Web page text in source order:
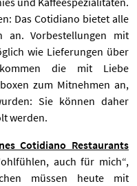
Das Cotidiano bietet alle
an. Vorbestellungen mit
wie Lieferungen über
die mit Liebe
zum Mitnehmen an,
Sie können daher
werden.
Cotidiano Restaurants
auch für mich“,
müssen heute mit